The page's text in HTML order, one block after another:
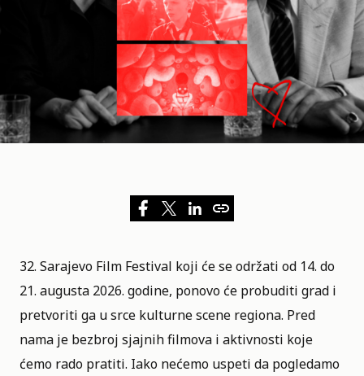
32. Sarajevo Film Festival koji će se održati od 14. do
21. augusta 2026. godine, ponovo će probuditi grad i
pretvoriti ga u srce kulturne scene regiona. Pred
nama je bezbroj sjajnih filmova i aktivnosti koje
ćemo rado pratiti. Iako nećemo uspeti da pogledamo